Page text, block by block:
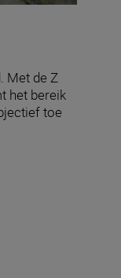
Met de Z
het bereik
toe